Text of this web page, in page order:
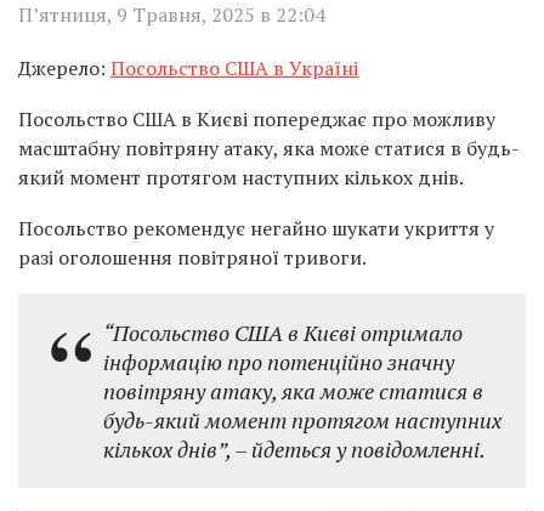
П’ятниця, 9 Травня, 2025 в 22:04
Джерело: Посольство США в Україні
Посольство США в Києві попереджає про можливу
масштабну повітряну атаку, яка може статися в будь-
який момент протягом наступних кількох днів.
Посольство рекомендує негайно шукати укриття у
разі оголошення повітряної тривоги.
“Посольство США в Києві отримало
інформацію про потенційно значну
повітряну атаку, яка може статися в
будь-який момент протягом наступних
кількох днів”, – йдеться у повідомленні.